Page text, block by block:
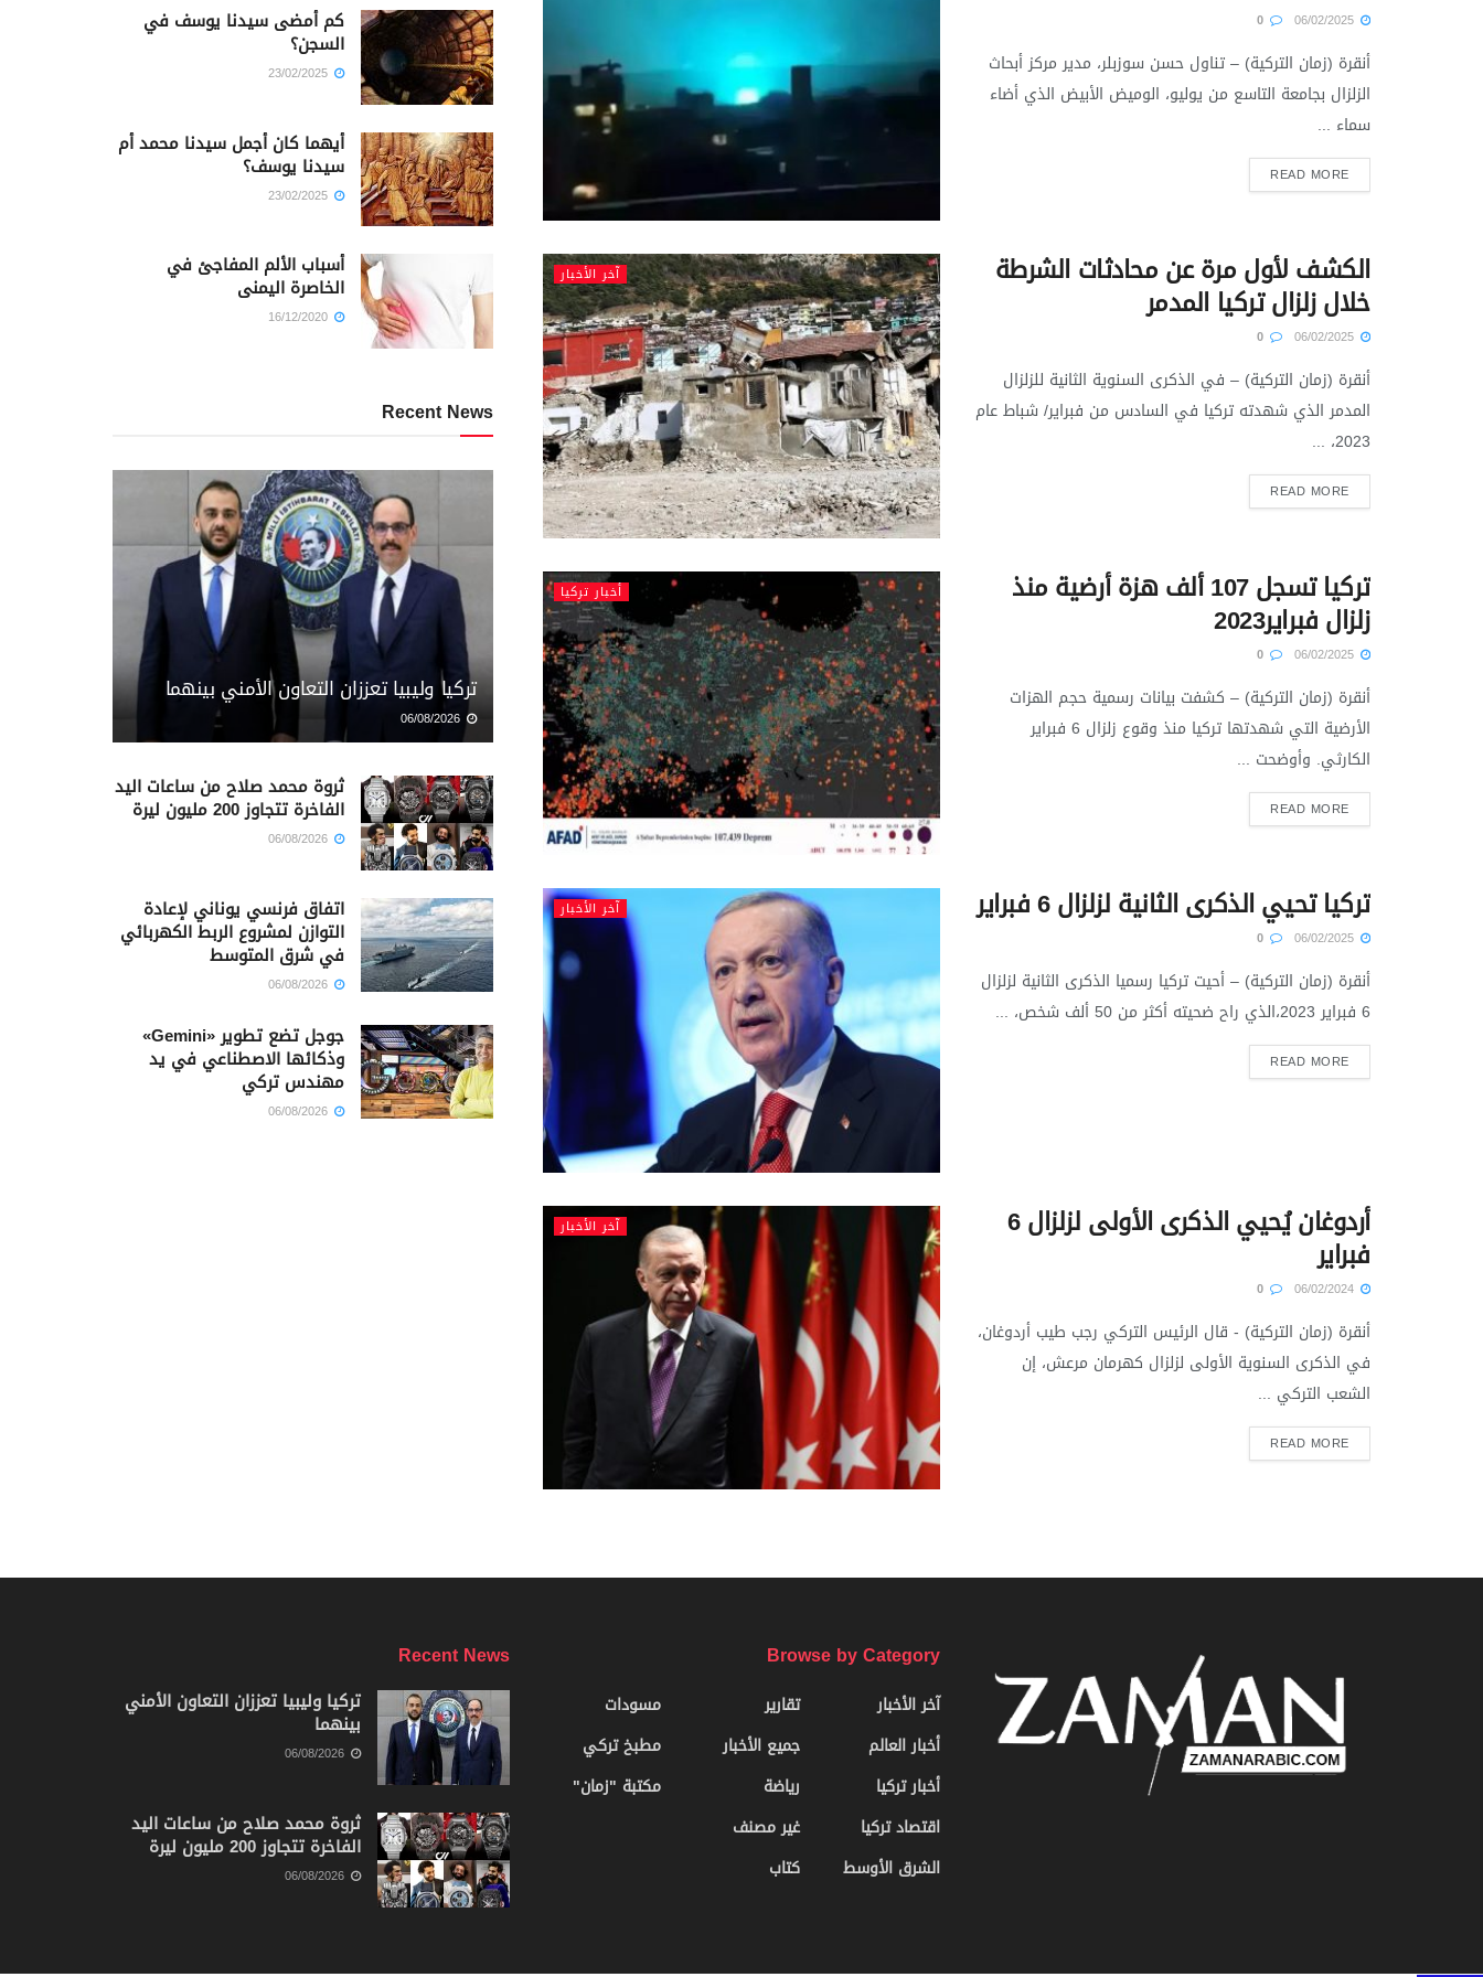
أنقرة (زمان التركية) – تناول حسن سوزبلر، مدير مركز أبحاث
الزلزال بجامعة التاسع من يوليو، الوميض الأبيض الذي أضاء
سماء ...
READ MORE
آخر الأخبار الكشف لأول مرة عن محادثات الشرطة
خلال زلزال تركيا المدمر
أنقرة (زمان التركية) – في الذكرى السنوية الثانية للزلزال
المدمر الذي شهدته تركيا في السادس من فبراير/ شباط عام
2023، ...
READ MORE
أخبار تركيا تركيا تسجل 107 ألف هزة أرضية منذ
زلزال فبراير2023
أنقرة (زمان التركية) – كشفت بيانات رسمية حجم الهزات
الأرضية التي شهدتها تركيا منذ وقوع زلزال 6 فبراير
الكارثي. وأوضحت ...
READ MORE
آخر الأخبار تركيا تحيي الذكرى الثانية لزلزال 6 فبراير
أنقرة (زمان التركية) – أحيت تركيا رسميا الذكرى الثانية لزلزال
6 فبراير 2023،الذي راح ضحيته أكثر من 50 ألف شخص، ...
READ MORE
آخر الأخبار أردوغان يُحيي الذكرى الأولى لزلزال 6
فبراير
أنقرة (زمان التركية) - قال الرئيس التركي رجب طيب أردوغان،
في الذكرى السنوية الأولى لزلزال كهرمان مرعش، إن
الشعب التركي ...
READ MORE
كم أمضى سيدنا يوسف في
السجن؟
أيهما كان أجمل سيدنا محمد أم
سيدنا يوسف؟
أسباب الألم المفاجئ في
الخاصرة اليمنى
Recent News
تركيا وليبيا تعززان التعاون الأمني بينهما
ثروة محمد صلاح من ساعات اليد
الفاخرة تتجاوز 200 مليون ليرة
اتفاق فرنسي يوناني لإعادة
التوازن لمشروع الربط الكهربائي
في شرق المتوسط
جوجل تضع تطوير «Gemini»
وذكائها الاصطناعي في يد
مهندس تركي
Browse by Category
آخر الأخبار
أخبار العالم
أخبار تركيا
اقتصاد تركيا
الشرق الأوسط
تقارير
جميع الأخبار
رياضة
غير مصنف
كتاب
مسودات
مطبخ تركي
مكتبة "زمان"
Recent News
تركيا وليبيا تعززان التعاون الأمني
بينهما
ثروة محمد صلاح من ساعات اليد
الفاخرة تتجاوز 200 مليون ليرة